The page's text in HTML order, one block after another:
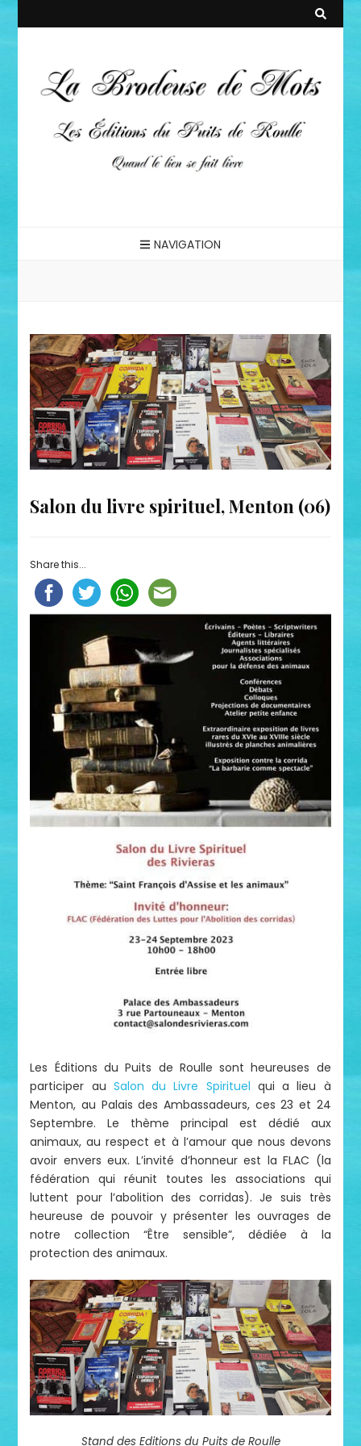
de Mots
NAVIGATION
Salon du livre spirituel, Menton (06)
Share this...
Les Éditions du Puits de Roulle sont heureuses de
participer au Salon du Livre Spirituel qui a lieu à
Menton, au Palais des Ambassadeurs, ces 23 et 24
Septembre. Le thème principal est dédié aux
animaux, au respect et à l’amour que nous devons
avoir envers eux. L’invité d’honneur est la FLAC (la
fédération qui réunit toutes les associations qui
luttent pour l’abolition des corridas). Je suis très
heureuse de pouvoir y présenter les ouvrages de
notre collection “Être sensible”, dédiée à la
protection des animaux.
Stand des Editions du Puits de Roulle